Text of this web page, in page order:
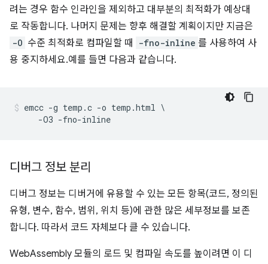
려는 경우 함수 인라인을 제외하고 대부분의 최적화가 예상대
로 작동합니다. 나머지 문제는 향후 해결할 계획이지만 지금은
-O 수준 최적화로 컴파일할 때 -fno-inline 를 사용하여 사
용 중지하세요.예를 들면 다음과 같습니다.
emcc -g temp.c -o temp.html \
디버그 정보 분리
디버그 정보는 디버거에 유용할 수 있는 모든 항목(코드, 정의된
유형, 변수, 함수, 범위, 위치 등)에 관한 많은 세부정보를 보존
합니다. 따라서 코드 자체보다 클 수 있습니다.
WebAssembly 모듈의 로드 및 컴파일 속도를 높이려면 이 디